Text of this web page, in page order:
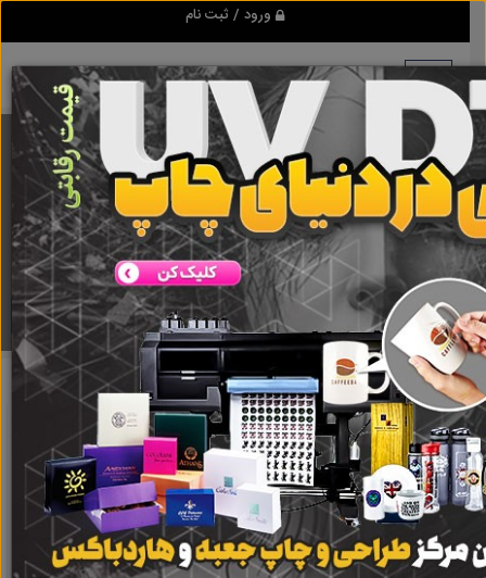
ورود / ثبت نام
برنامه اندروید ابزاریراق
مرجع نیازمندیهای ابزار و یراق آلات عمومی و صنعتی
دانلود
نتیجه ای یافت نشد